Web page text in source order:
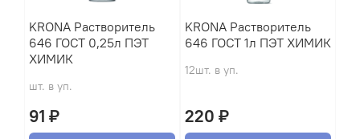
KRONA Растворитель
646 ГОСТ 0,25л ПЭТ
ХИМИК
шт. в уп.
91 ₽
KRONA Растворитель
646 ГОСТ 1л ПЭТ ХИМИК
12шт. в уп.
220 ₽